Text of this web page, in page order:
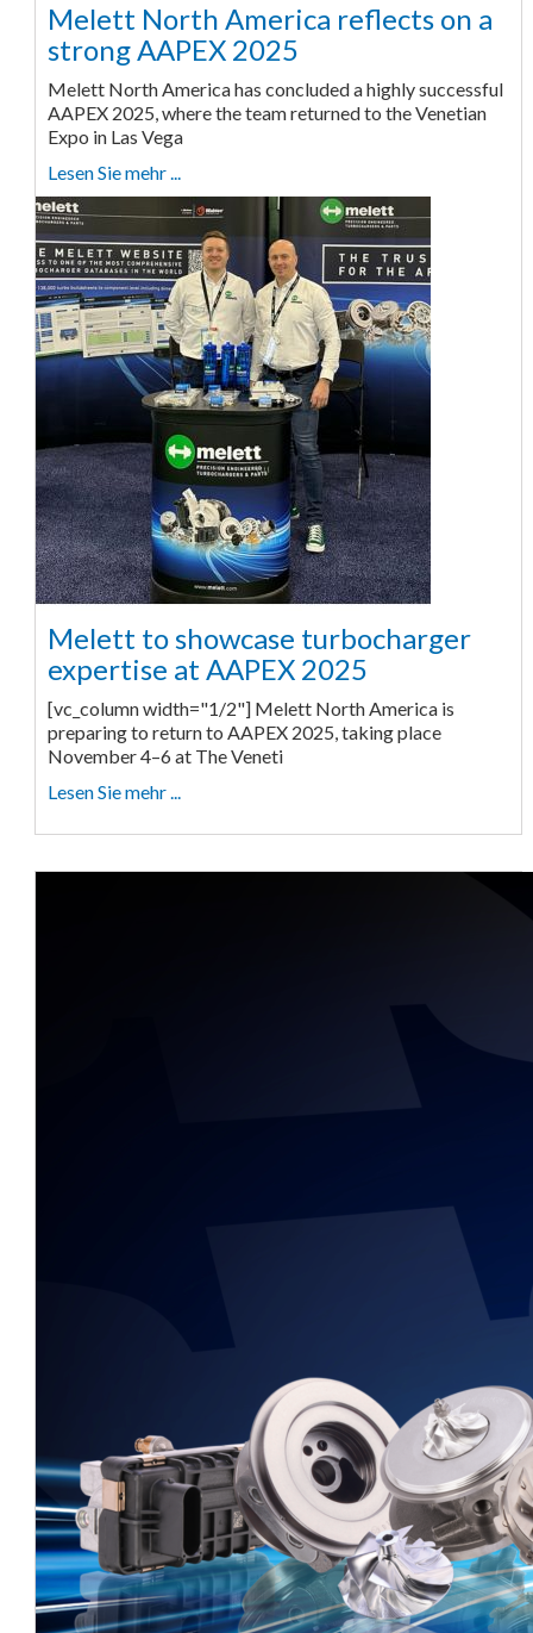
Melett North America reflects on a
strong AAPEX 2025
Melett North America has concluded a highly successful
AAPEX 2025, where the team returned to the Venetian
Expo in Las Vega
Lesen Sie mehr ...
Melett to showcase turbocharger
expertise at AAPEX 2025
[vc_column width="1/2"] Melett North America is
preparing to return to AAPEX 2025, taking place
November 4–6 at The Veneti
Lesen Sie mehr ...